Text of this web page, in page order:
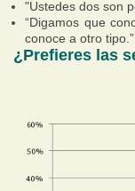
"Ustedes dos son
“Digamos que
conoce a otro tipo.”
¿Prefieres las